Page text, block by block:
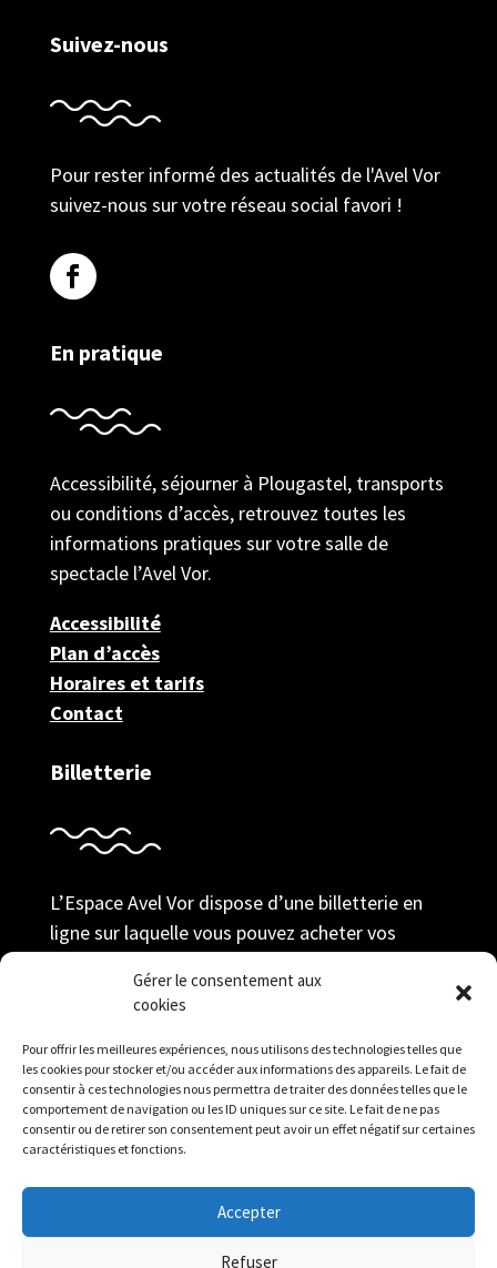
Gérer le consentement aux
cookies
Pour offrir les meilleures expériences, nous utilisons des technologies telles que
les cookies pour stocker et/ou accéder aux informations des appareils. Le fait de
consentir à ces technologies nous permettra de traiter des données telles que le
comportement de navigation ou les ID uniques sur ce site. Le fait de ne pas
consentir ou de retirer son consentement peut avoir un effet négatif sur certaines
caractéristiques et fonctions.
Accepter
Refuser
Suivez-nous
Pour rester informé des actualités de l'Avel Vor
suivez-nous sur votre réseau social favori !
En pratique
Accessibilité, séjourner à Plougastel, transports
ou conditions d’accès, retrouvez toutes les
informations pratiques sur votre salle de
spectacle l’Avel Vor.
Accessibilité
Plan d’accès
Horaires et tarifs
Contact
Billetterie
L’Espace Avel Vor dispose d’une billetterie en
ligne sur laquelle vous pouvez acheter vos
adhésion et gérer votre compte durant toute la
Réserver
Politique de confidentialité